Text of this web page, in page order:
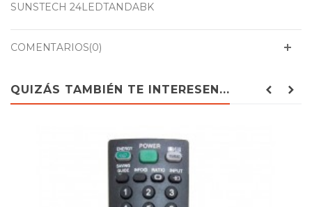
SUNSTECH 24LEDTANDABK
COMENTARIOS(0)
QUIZÁS TAMBIÉN TE INTERESEN...